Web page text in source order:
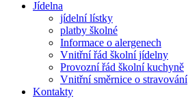
Jídelna
jídelní lístky
platby školné
Informace o alergenech
Vnitřní řád školní jídelny
Provozní řád školní kuchyně
Vnitřní směrnice o stravování
Kontakty